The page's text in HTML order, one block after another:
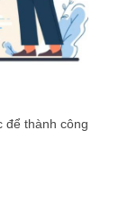
để thành công